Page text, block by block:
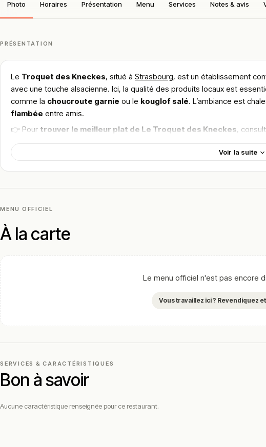
Photo Horaires Présentation Menu Services Notes & avis
PRÉSENTATION
Le Troquet des Kneckes, situé à Strasbourg, est un établissement
avec une touche alsacienne. Ici, la qualité des produits locaux est
comme la choucroute garnie ou le kouglof salé. L’ambiance est
flambée entre amis.
👉 Pour trouver le meilleur plat de Le Troquet des Kneckes,
pour la gastronomie locale, dans un cadre accueillant à Strasbourg.
!
Texte généré par intelligence artificielle, en attente de validation humaine.
Cette description peut contenir des erreurs, n'hésitez pas à nous aider en vous
Voir la suite
MENU OFFICIEL
À la carte
Le menu officiel n'est pas encore
Vous travaillez ici ? Revendiquez
SERVICES & CARACTÉRISTIQUES
Bon à savoir
Aucune caractéristique renseignée pour ce restaurant.